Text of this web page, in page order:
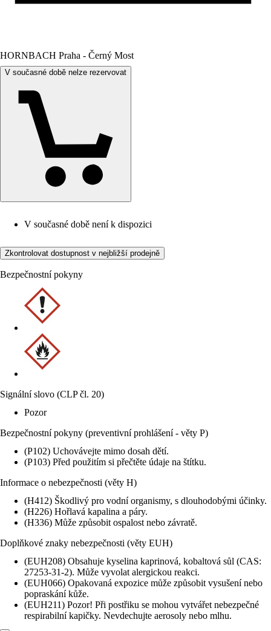
HORNBACH Praha - Černý Most
V současné době nelze rezervovat
V současné době není k dispozici
Zkontrolovat dostupnost v nejbližší prodejně
Bezpečnostní pokyny
Signální slovo (CLP čl. 20)
Pozor
Bezpečnostní pokyny (preventivní prohlášení - věty P)
(P102) Uchovávejte mimo dosah dětí.
(P103) Před použitím si přečtěte údaje na štítku.
Informace o nebezpečnosti (věty H)
(H412) Škodlivý pro vodní organismy, s dlouhodobými účinky.
(H226) Hořlavá kapalina a páry.
(H336) Může způsobit ospalost nebo závratě.
Doplňkové znaky nebezpečnosti (věty EUH)
(EUH208) Obsahuje kyselina kaprinová, kobaltová sůl (CAS:
27253-31-2). Může vyvolat alergickou reakci.
(EUH066) Opakovaná expozice může způsobit vysušení nebo
popraskání kůže.
(EUH211) Pozor! Při postřiku se mohou vytvářet nebezpečné
respirabilní kapičky. Nevdechujte aerosoly nebo mlhu.